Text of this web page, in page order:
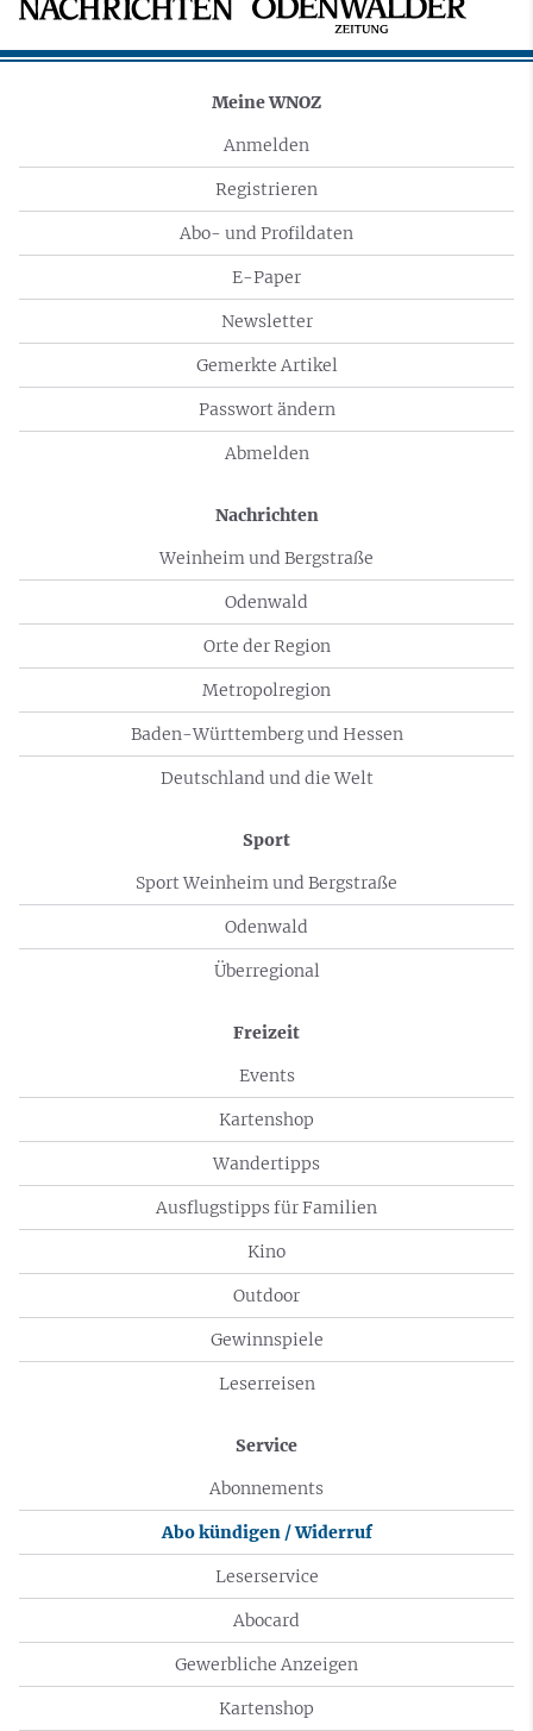
Meine WNOZ
Anmelden
Registrieren
Abo- und Profildaten
E-Paper
Newsletter
Gemerkte Artikel
Passwort ändern
Abmelden
Nachrichten
Weinheim und Bergstraße
Odenwald
Orte der Region
Metropolregion
Baden-Württemberg und Hessen
Deutschland und die Welt
Sport
Sport Weinheim und Bergstraße
Odenwald
Überregional
Freizeit
Events
Kartenshop
Wandertipps
Ausflugstipps für Familien
Kino
Outdoor
Gewinnspiele
Leserreisen
Service
Abonnements
Abo kündigen / Widerruf
Leserservice
Abocard
Gewerbliche Anzeigen
Kartenshop